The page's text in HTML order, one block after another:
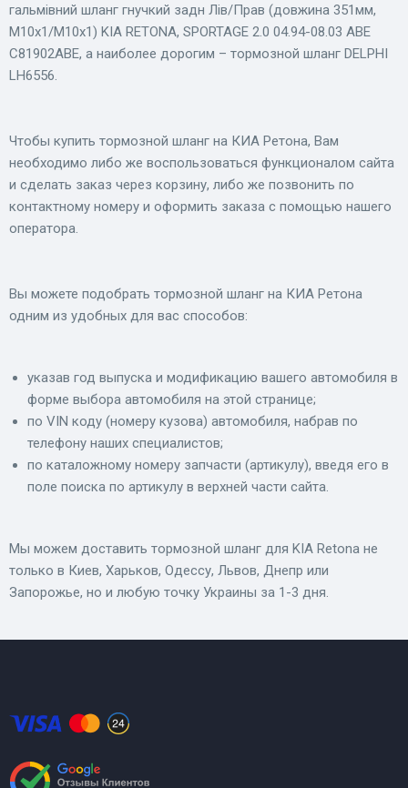
гальмівний шланг гнучкий задн Лів/Прав (довжина 351мм,
M10x1/M10x1) KIA RETONA, SPORTAGE 2.0 04.94-08.03 ABE
C81902ABE, а наиболее дорогим – тормозной шланг DELPHI
LH6556.
Чтобы купить тормозной шланг на КИА Ретона, Вам
необходимо либо же воспользоваться функционалом сайта
и сделать заказ через корзину, либо же позвонить по
контактному номеру и оформить заказа с помощью нашего
оператора.
Вы можете подобрать тормозной шланг на КИА Ретона
одним из удобных для вас способов:
указав год выпуска и модификацию вашего автомобиля в
форме выбора автомобиля на этой странице;
по VIN коду (номеру кузова) автомобиля, набрав по
телефону наших специалистов;
по каталожному номеру запчасти (артикулу), введя его в
поле поиска по артикулу в верхней части сайта.
Мы можем доставить тормозной шланг для KIA Retona не
только в Киев, Харьков, Одессу, Львов, Днепр или
Запорожье, но и любую точку Украины за 1-3 дня.